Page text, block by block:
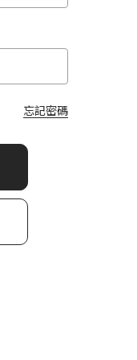
忘記密碼